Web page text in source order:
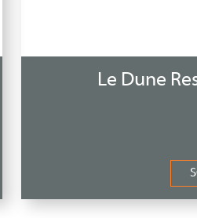
Le Dune